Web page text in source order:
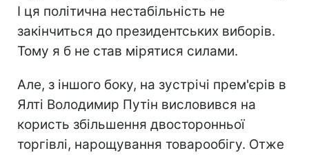
І ця політична нестабільність не
закінчиться до президентських виборів.
Тому я б не став мірятися силами.
Але, з іншого боку, на зустрічі прем'єрів в
Ялті Володимир Путін висловився на
користь збільшення двосторонньої
торгівлі, нарощування товарообігу. Отже